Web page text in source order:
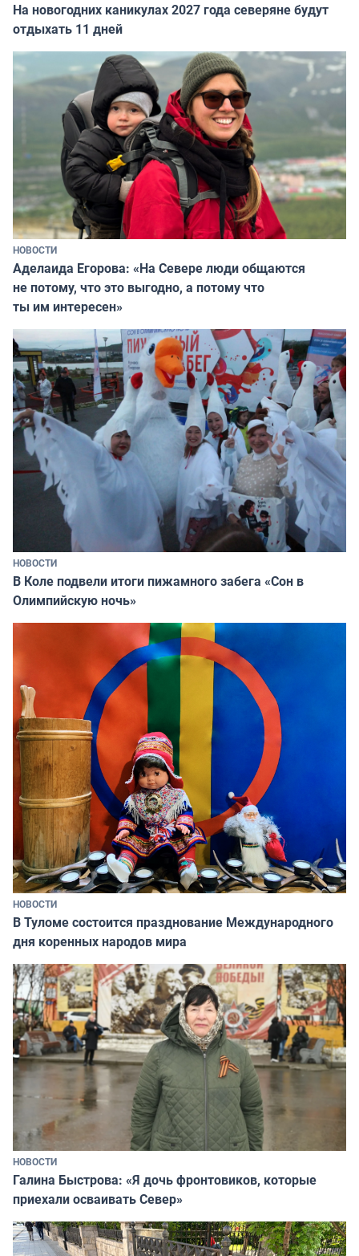
На новогодних каникулах 2027 года северяне будут
отдыхать 11 дней
НОВОСТИ
Аделаида Егорова: «На Севере люди общаются
не потому, что это выгодно, а потому что
ты им интересен»
НОВОСТИ
В Коле подвели итоги пижамного забега «Сон в
Олимпийскую ночь»
НОВОСТИ
В Туломе состоится празднование Международного
дня коренных народов мира
НОВОСТИ
Галина Быстрова: «Я дочь фронтовиков, которые
приехали осваивать Север»